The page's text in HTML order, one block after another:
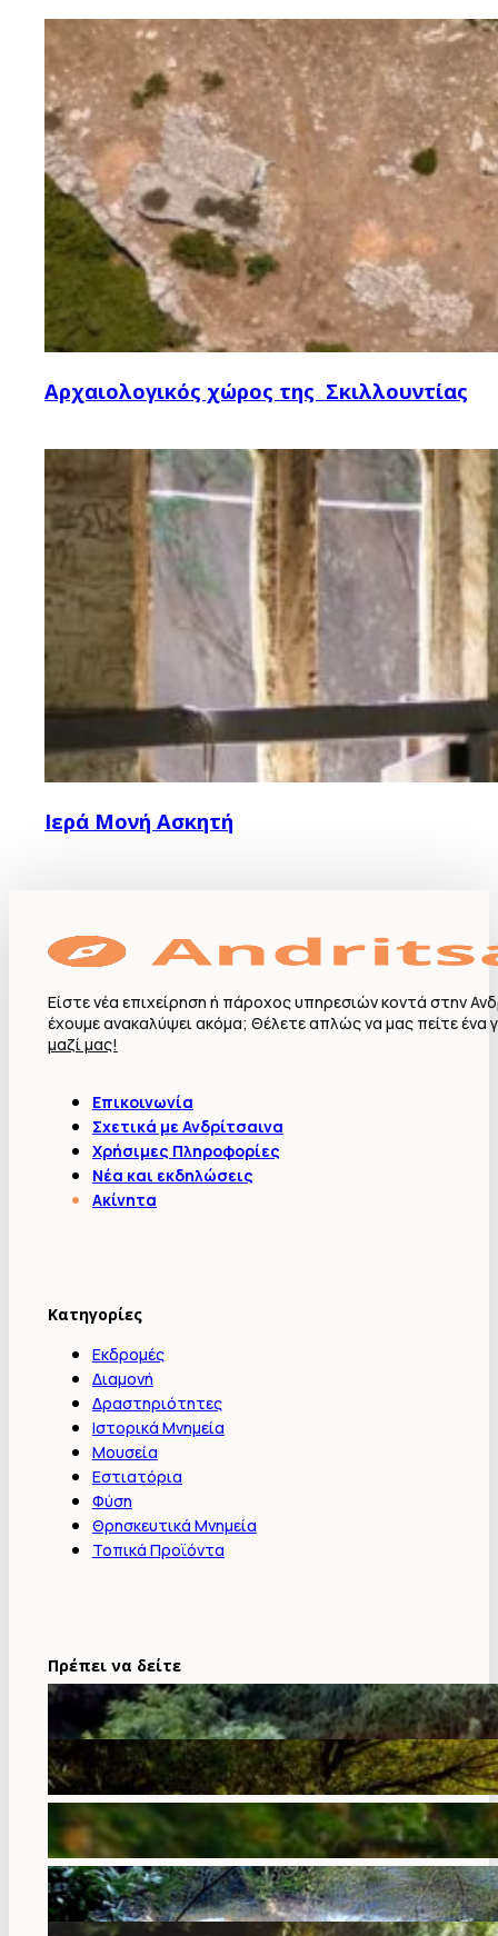
Αρχαιολογικός χώρος της Σκιλλουντίας
Ιερά Μονή Ασκητή
Είστε νέα επιχείρηση ή πάροχος υπηρεσιών κοντά στην
έχουμε ανακαλύψει ακόμα; Θέλετε απλώς να μας πείτε ένα
μαζί μας!
Επικοινωνία
Σχετικά με Ανδρίτσαινα
Χρήσιμες Πληροφορίες
Νέα και εκδηλώσεις
Ακίνητα
Κατηγορίες
Εκδρομές
Διαμονή
Δραστηριότητες
Ιστορικά Μνημεία
Μουσεία
Εστιατόρια
Φύση
Θρησκευτικά Μνημεία
Τοπικά Προϊόντα
Πρέπει να δείτε